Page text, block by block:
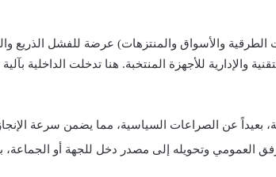
والأسواق والمنتزهات) عرضة للفشل الذريع
بعيداً عن الصراعات السياسية، مما يضمن سرعة
العمومي وتحويله إلى مصدر دخل للجهة أو الجماعة،